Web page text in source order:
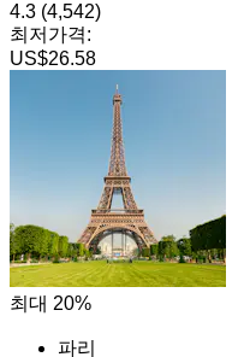
4.3 (4,542)
최저가격:
US$26.58
최대 20%
파리